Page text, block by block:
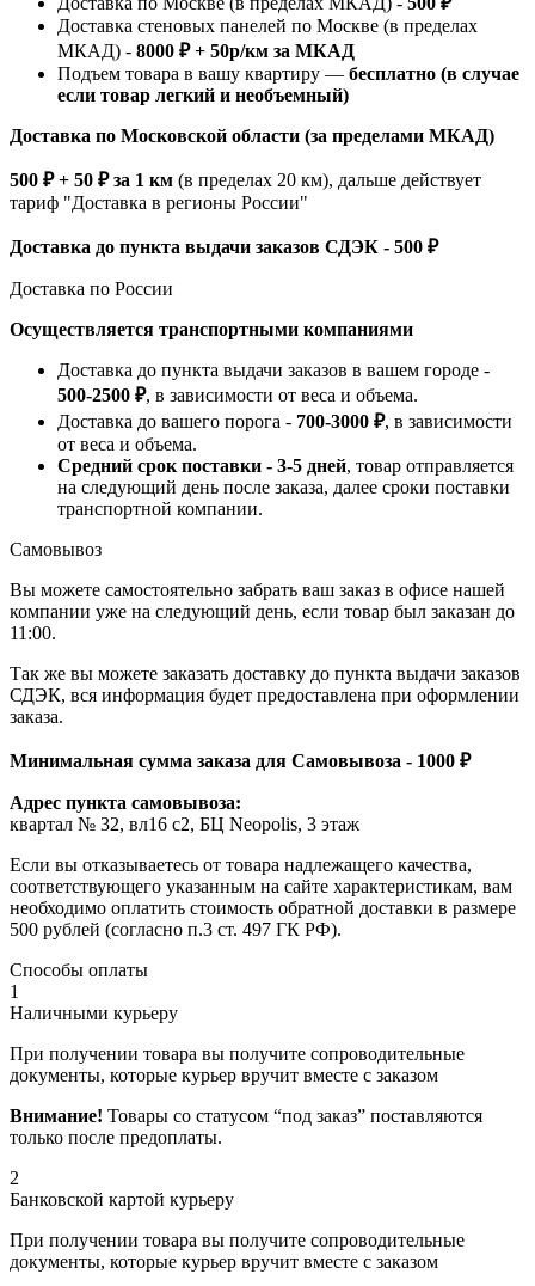
Доставка стеновых панелей по Москве (в пределах
МКАД) - 8000 ₽ + 50р/км за МКАД
Подъем товара в вашу квартиру — бесплатно (в случае
если товар легкий и необъемный)
Доставка по Московской области (за пределами МКАД)
500 ₽ + 50 ₽ за 1 км (в пределах 20 км), дальше действует
тариф "Доставка в регионы России"
Доставка до пункта выдачи заказов СДЭК - 500 ₽
Доставка по России
Осуществляется транспортными компаниями
Доставка до пункта выдачи заказов в вашем городе -
500-2500 ₽, в зависимости от веса и объема.
Доставка до вашего порога - 700-3000 ₽, в зависимости
от веса и объема.
Средний срок поставки - 3-5 дней, товар отправляется
на следующий день после заказа, далее сроки поставки
транспортной компании.
Самовывоз
Вы можете самостоятельно забрать ваш заказ в офисе нашей
компании уже на следующий день, если товар был заказан до
11:00.
Так же вы можете заказать доставку до пункта выдачи заказов
СДЭК, вся информация будет предоставлена при оформлении
заказа.
Минимальная сумма заказа для Самовывоза - 1000 ₽
Адрес пункта самовывоза:
квартал № 32, вл16 с2, БЦ Neopolis, 3 этаж
Если вы отказываетесь от товара надлежащего качества,
соответствующего указанным на сайте характеристикам, вам
необходимо оплатить стоимость обратной доставки в размере
500 рублей (согласно п.3 ст. 497 ГК РФ).
Способы оплаты
1
Наличными курьеру
При получении товара вы получите сопроводительные
документы, которые курьер вручит вместе с заказом
Внимание! Товары со статусом “под заказ” поставляются
только после предоплаты.
2
Банковской картой курьеру
При получении товара вы получите сопроводительные
документы, которые курьер вручит вместе с заказом